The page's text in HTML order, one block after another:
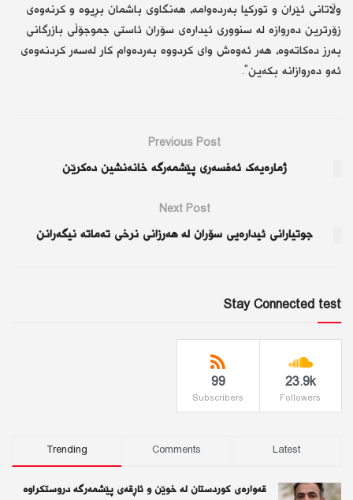
وڵاتانی ئێران و توركیا بەردەوامە، هەنگاوی باشمان بڕیوە و كرنەوەی
زۆرترین دەروازە لە سنووری ئیدارەی سۆران ئاستی جموجۆڵی بازرگانی
بەرز دەكاتەوە، هەر ئەوەش وای كردووە بەردەوام كار لەسەر كردنەوەی
ئەو دەروازانە بكەین”.
Previous Post
ژمارەیەک ئەفسەری پێشمەرگە خانەنشین دەکرێن
Next Post
جوتیارانی ئیدارەیی سۆران لە هەرزانی نرخی تەماتە نیگەرانن
Stay Connected test
23.9k
Followers
99
Subscribers
Trending Comments Latest
قەوارەی كوردستان لە خوێن و ئاڕقەی پێشمەرگە دروستكراوە